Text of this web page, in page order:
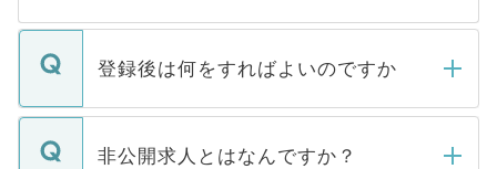
登録後は何をすればよいのですか
ご登録いただきましたら、弊社担当者がご
登録内容を確認し、その後メールもしくは
非公開求人とはなんですか？